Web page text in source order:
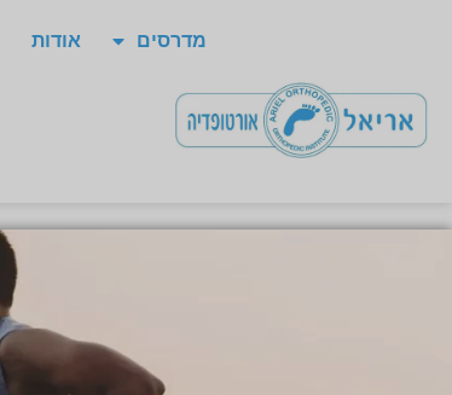
מדרסים אודות